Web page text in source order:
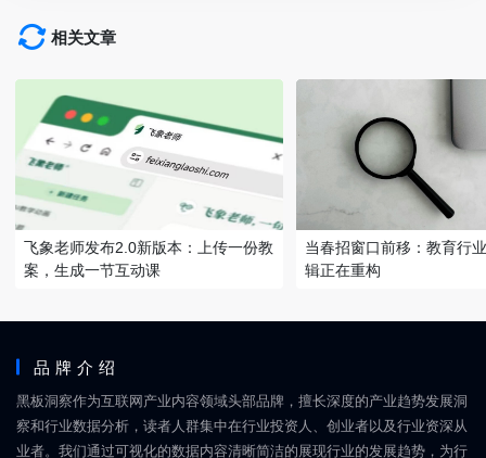
相关文章
飞象老师发布2.0新版本：上传一份教
案，生成一节互动课
当春招窗口前移：教育行
辑正在重构
品牌介绍
黑板洞察作为互联网产业内容领域头部品牌，擅长深度的产业趋势发展洞
察和行业数据分析，读者人群集中在行业投资人、创业者以及行业资深从
业者。我们通过可视化的数据内容清晰简洁的展现行业的发展趋势，为行